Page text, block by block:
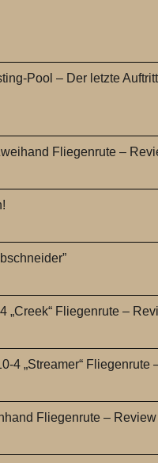
Pool – Der letzte
Fliegenrute –
„Creek“ Fliegenrute –
4 „Streamer“ Fliegenrute
Fliegenrute – Review